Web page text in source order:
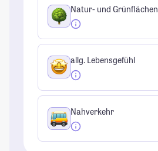
Natur- und Grünflächen
allg. Lebensgefühl
Nahverkehr